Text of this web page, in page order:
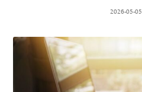
2026-05-05